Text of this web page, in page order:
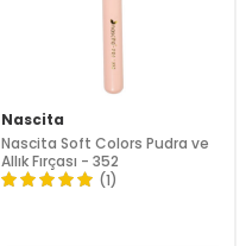
Nascita
Nascita Soft Colors Pudra ve
Allık Fırçası - 352
(1)